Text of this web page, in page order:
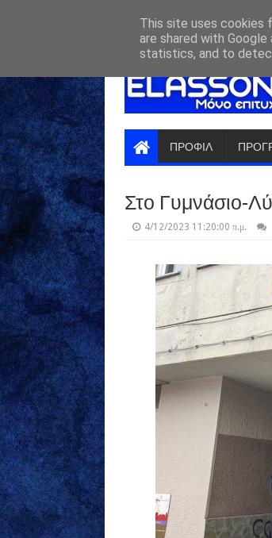
ΠΡΟΦΙΛ
Στο Γυμνάσιο-
4/12/2023 11:20:00 π.μ.
This site uses cookies
are shared with
statistics, and to